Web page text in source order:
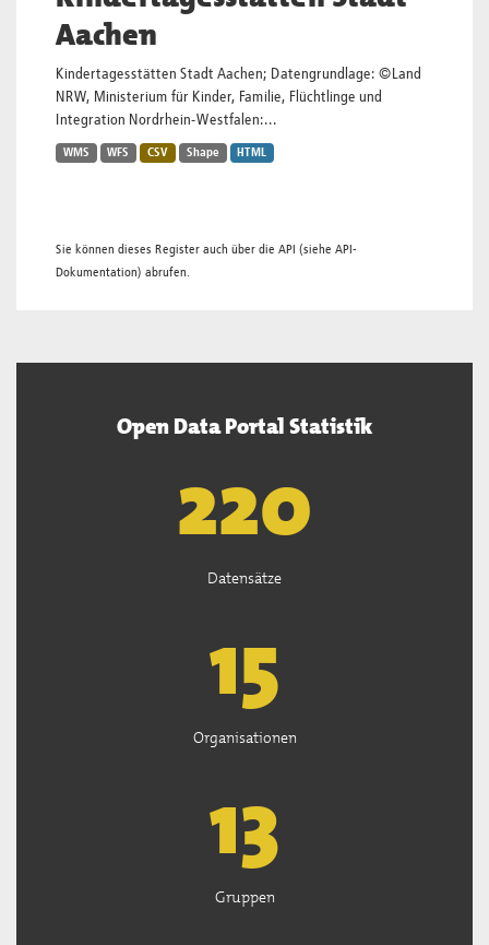
Aachen
Kindertagesstätten Stadt Aachen; Datengrundlage: ©Land
NRW, Ministerium für Kinder, Familie, Flüchtlinge und
Integration Nordrhein-Westfalen:...
WMS WFS CSV Shape HTML
Sie können dieses Register auch über die API (siehe API-
Dokumentation) abrufen.
Open Data Portal Statistik
222
Datensätze
15
Organisationen
13
Gruppen